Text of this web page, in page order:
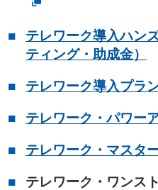
テレワーク導入ハン
ティング・助成金）
テレワーク導入プラ
テレワーク・パワー
テレワーク・マスタ
テレワーク・ワンス